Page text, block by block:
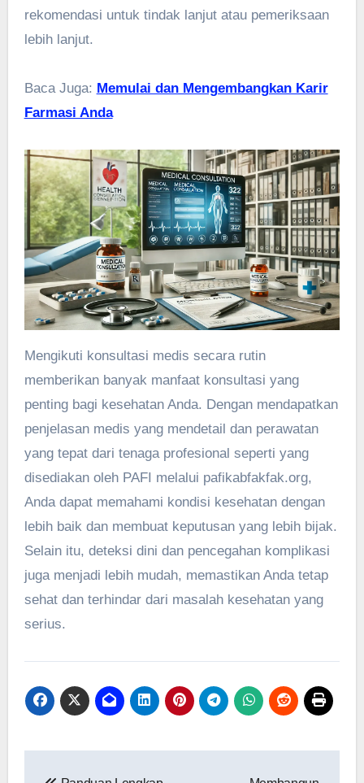
rekomendasi untuk tindak lanjut atau pemeriksaan
lebih lanjut.
Baca Juga: Memulai dan Mengembangkan Karir
Farmasi Anda
Mengikuti konsultasi medis secara rutin
memberikan banyak manfaat konsultasi yang
penting bagi kesehatan Anda. Dengan mendapatkan
penjelasan medis yang mendetail dan perawatan
yang tepat dari tenaga profesional seperti yang
disediakan oleh PAFI melalui pafikabfakfak.org,
Anda dapat memahami kondisi kesehatan dengan
lebih baik dan membuat keputusan yang lebih bijak.
Selain itu, deteksi dini dan pencegahan komplikasi
juga menjadi lebih mudah, memastikan Anda tetap
sehat dan terhindar dari masalah kesehatan yang
serius.